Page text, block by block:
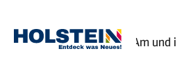
Zum
Zur
Zur
Zum
Sie
Startseite Erlebnisse
Am und